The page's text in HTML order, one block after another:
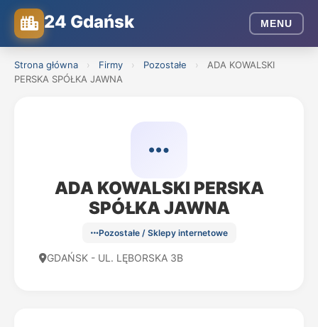
24 Gdańsk MENU
Strona główna › Firmy › Pozostałe ›
ADA KOWALSKI
PERSKA SPÓŁKA JAWNA
ADA KOWALSKI PERSKA
SPÓŁKA JAWNA
Pozostałe / Sklepy internetowe
GDAŃSK - UL. LĘBORSKA 3B